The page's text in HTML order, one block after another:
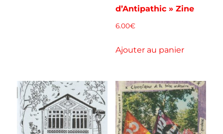
d’Antipathic » Zine
6.00€
Ajouter au panier